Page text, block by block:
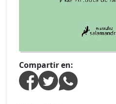
Compartir en: